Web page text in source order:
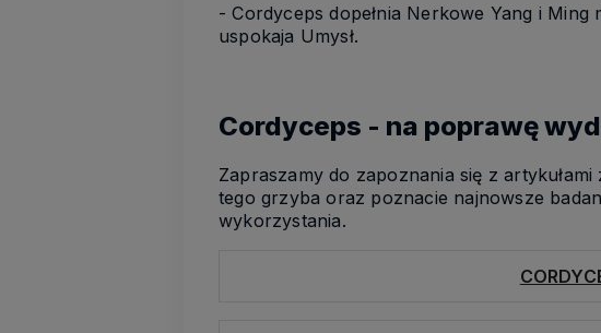
- Cordyceps dopełnia Nerkowe Yang i
uspokaja Umysł.
Cordyceps - na poprawę
Zapraszamy do zapoznania się z
tego grzyba oraz poznacie najnowsze
wykorzystania.